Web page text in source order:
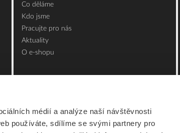
médií a analýze naší návštěvnosti
používáte, sdílíme se svými partnery pro
Co děláme
Kdo jsme
Pracujte pro nás
Aktuality
O e-shopu